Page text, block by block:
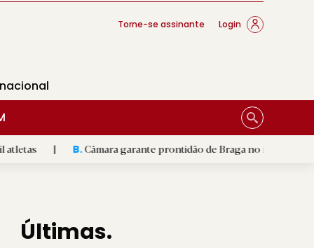
Torne-se assinante Login
B.Câmara garante prontidão de Braga no resgate animal
Últimas.